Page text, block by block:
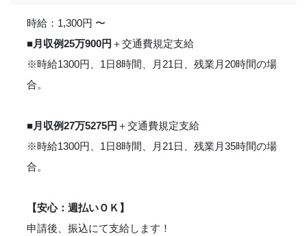
時給：1,300円 〜
■月収例25万900円 ＋交通費規定支給
※時給1300円、1日8時間、月21日、残業月20時間の場
合。
■月収例27万5275円 ＋交通費規定支給
※時給1300円、1日8時間、月21日、残業月35時間の場
合。
【安心：週払いＯＫ】
申請後、振込にて支給します！